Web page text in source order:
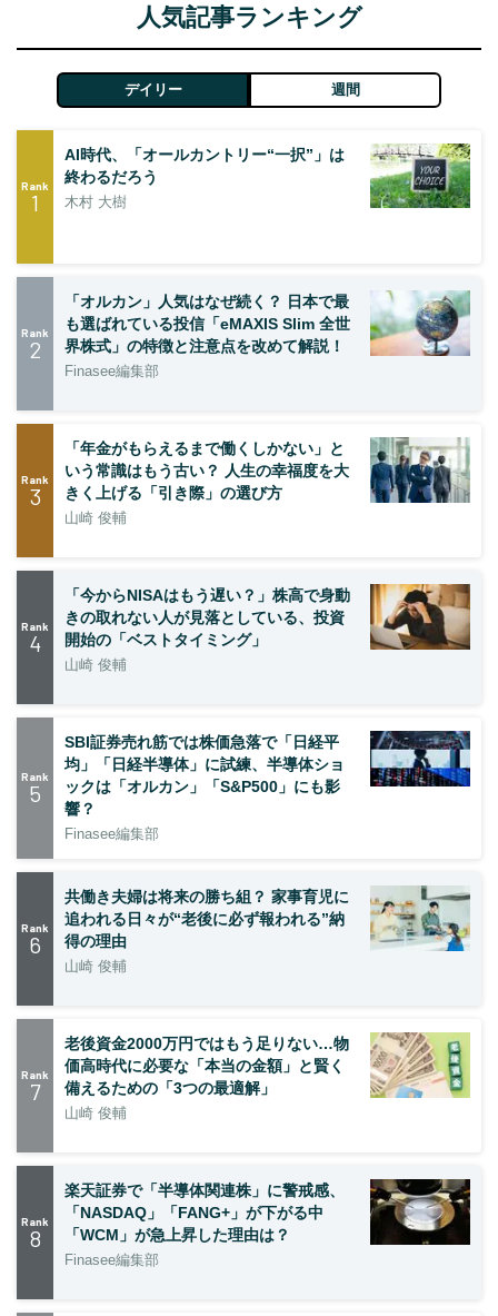
人気記事ランキング
デイリー 週間
Rank
1
AI時代、「オールカントリー“一択”」は
終わるだろう
木村 大樹
Rank
2
「オルカン」人気はなぜ続く？ 日本で最
も選ばれている投信「eMAXIS Slim 全世
界株式」の特徴と注意点を改めて解説！
Finasee編集部
Rank
3
「年金がもらえるまで働くしかない」と
いう常識はもう古い？ 人生の幸福度を大
きく上げる「引き際」の選び方
山崎 俊輔
Rank
4
「今からNISAはもう遅い？」株高で身動
きの取れない人が見落としている、投資
開始の「ベストタイミング」
山崎 俊輔
Rank
5
SBI証券売れ筋では株価急落で「日経平
均」「日経半導体」に試練、半導体ショ
ックは「オルカン」「S&P500」にも影
響？
Finasee編集部
Rank
6
共働き夫婦は将来の勝ち組？ 家事育児に
追われる日々が“老後に必ず報われる”納
得の理由
山崎 俊輔
Rank
7
老後資金2000万円ではもう足りない…物
価高時代に必要な「本当の金額」と賢く
備えるための「3つの最適解」
山崎 俊輔
Rank
8
楽天証券で「半導体関連株」に警戒感、
「NASDAQ」「FANG+」が下がる中
「WCM」が急上昇した理由は？
Finasee編集部